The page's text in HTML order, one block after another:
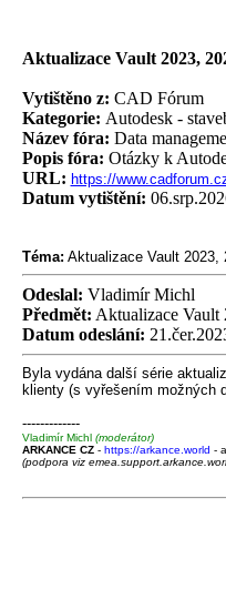
Aktualizace Vault 2023,
Vytištěno z: CAD Fórum
Kategorie: Autodesk -
Název fóra: Data
Popis fóra: Otázky k
URL: https://
Datum vytištění:
Téma: Aktualizace Vault 2023,
Odeslal: Vladimír Michl
Předmět: Aktualizace Vault
Datum odeslání:
Byla vydána další série
klienty (s vyřešením možných
-------------
Vladimír Michl (moderátor)
ARKANCE CZ- https://arkance.world -
(podpora viz